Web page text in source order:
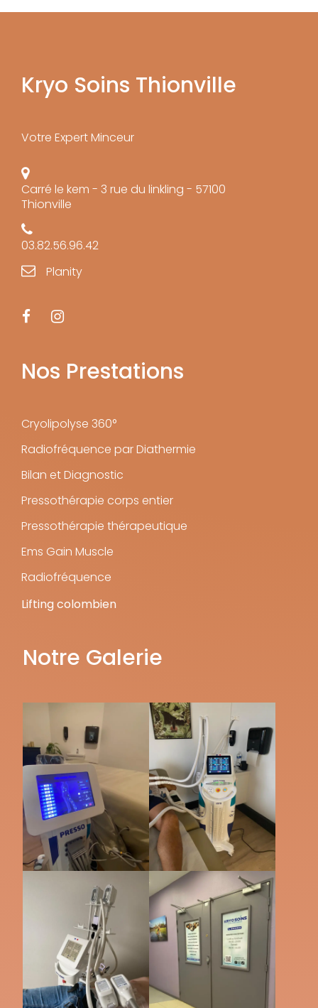
Kryo Soins Thionville
Votre Expert Minceur
Carré le kem - 3 rue du linkling - 57100
Thionville
03.82.56.96.42
Planity
Nos Prestations
Cryolipolyse 360°
Radiofréquence par Diathermie
Bilan et Diagnostic
Pressothérapie corps entier
Pressothérapie thérapeutique
Ems Gain Muscle
Radiofréquence
Lifting colombien
Notre Galerie